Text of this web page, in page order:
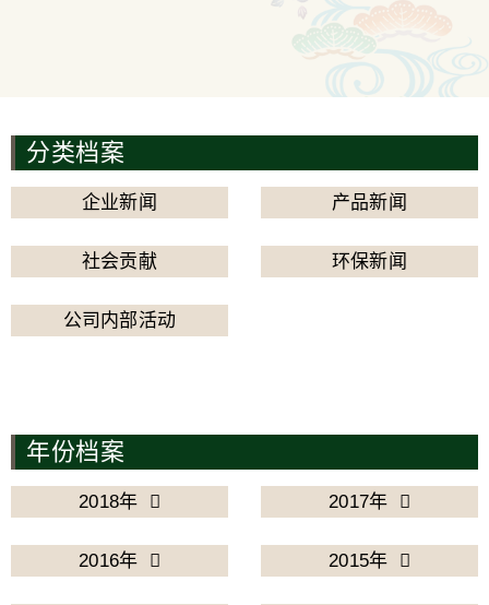
分类档案
企业新闻 产品新闻
社会贡献 环保新闻
公司内部活动
年份档案
2018年 2017年
2016年 2015年